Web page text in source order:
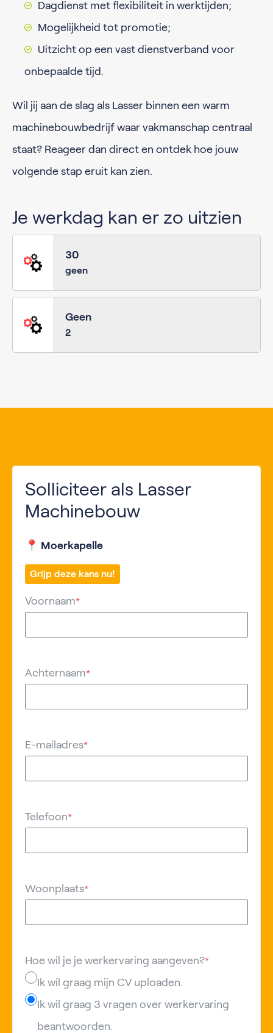
Dagdienst met flexibiliteit in werktijden;
Mogelijkheid tot promotie;
Uitzicht op een vast dienstverband voor
onbepaalde tijd.
Wil jij aan de slag als Lasser binnen een warm
machinebouwbedrijf waar vakmanschap centraal
staat? Reageer dan direct en ontdek hoe jouw
volgende stap eruit kan zien.
Je werkdag kan er zo uitzien
30
geen
Geen
2
Solliciteer als Lasser
Machinebouw
📍 Moerkapelle
Grijp deze kans nu!
Voornaam*
Achternaam*
E-mailadres*
Telefoon*
Woonplaats*
Hoe wil je je werkervaring aangeven?*
Ik wil graag mijn CV uploaden.
Ik wil graag 3 vragen over werkervaring
beantwoorden.